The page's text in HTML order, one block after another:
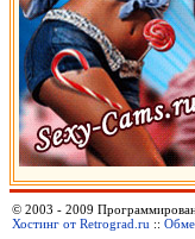
© 2003 - 2009
Хостинг от Retrograd.ru ::